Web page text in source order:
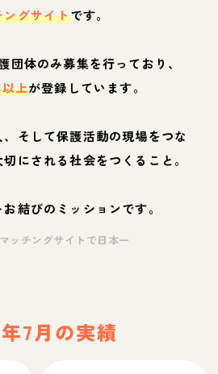
ングサイトです。
団体のみ募集を行っており、
上が登録しています。
そして保護活動の現場をつな
にされる社会をつくること。
結びのミッションです。
ッチングサイトで日本一
7月の実績